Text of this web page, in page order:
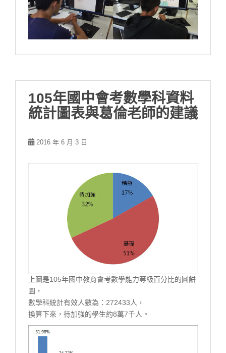
105年國中會考數學科資料
統計圖表與葛倫老師的建議
2016 年 6 月 3 日
上圖是105年國中教育會考數學能力等級百分比的圓餅
圖，
數學科統計有效人數為：272433人，
換算下來，待加強的學生約8萬7千人。